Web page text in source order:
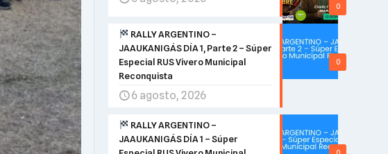
0
0
RALLY ARGENTINO –
JAAUKANIGÁS DÍA 1, Parte 2 – Súper
Especial RUS Vivero Municipal
Reconquista
6 agosto, 2026
RALLY ARGENTINO –
JAAUKANIGÁS DÍA 1 – Súper